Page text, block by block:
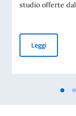
studio offerte dal
LeggiBorse di